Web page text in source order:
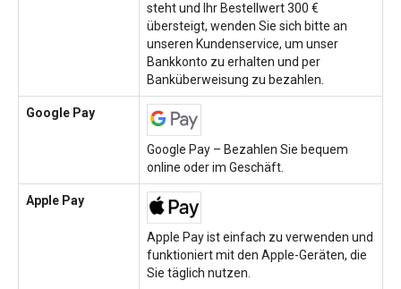
steht und Ihr Bestellwert 300 €
übersteigt, wenden Sie sich bitte an
unseren Kundenservice, um unser
Bankkonto zu erhalten und per
Banküberweisung zu bezahlen.
Google Pay
Google Pay – Bezahlen Sie bequem
online oder im Geschäft.
Apple Pay
Apple Pay ist einfach zu verwenden und
funktioniert mit den Apple-Geräten, die
Sie täglich nutzen.